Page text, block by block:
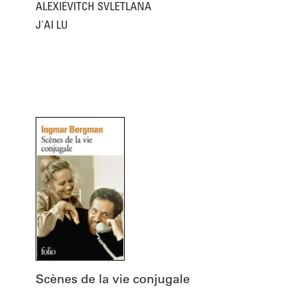
ALEXIEVITCH SVLETLANA
J'AI LU
Scènes de la vie conjugale